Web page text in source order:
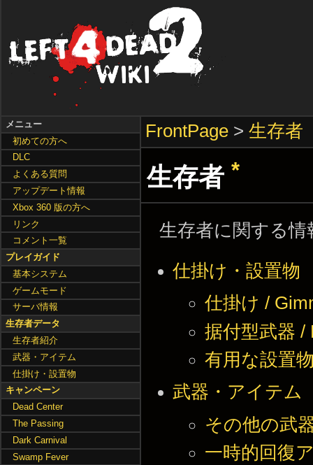
FrontPage >生存者
生存者 *
生存者に関する
仕掛け・設置物
仕掛け /
据付型武器 /
有用な設置
武器・アイテム
その他の武
一時的回復
メニュー
初めての方へ
DLC
よくある質問
アップデート情報
Xbox 360 版の方へ
リンク
コメント一覧
プレイガイド
基本システム
ゲームモード
サーバ情報
生存者データ
生存者紹介
武器・アイテム
仕掛け・設置物
キャンペーン
Dead Center
The Passing
Dark Carnival
Swamp Fever